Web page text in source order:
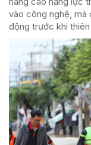
vào công nghệ, mà
động trước khi